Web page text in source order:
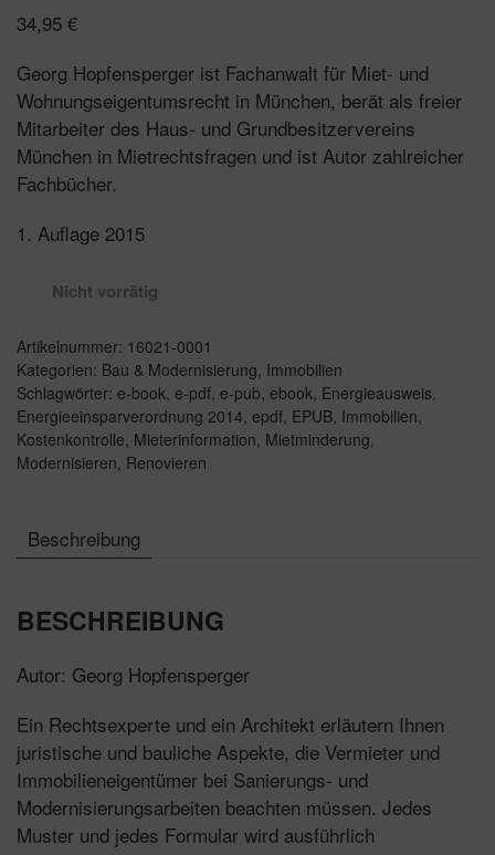
34,95 €
Georg Hopfensperger ist Fachanwalt für Miet- und
Wohnungseigentumsrecht in München, berät als freier
Mitarbeiter des Haus- und Grundbesitzervereins
München in Mietrechtsfragen und ist Autor zahlreicher
Fachbücher.
1. Auflage 2015
Nicht vorrätig
Artikelnummer: 16021-0001
Kategorien: Bau & Modernisierung Immobilien
Schlagwörter: e-book e-pdf e-pub ebook Energieausweis
Energieeinsparverordnung 2014 epdf EPUB Immobilien
Kostenkontrolle Mieterinformation Mietminderung
Modernisieren Renovieren
Beschreibung
BESCHREIBUNG
Autor: Georg Hopfensperger
Ein Rechtsexperte und ein Architekt erläutern Ihnen
juristische und bauliche Aspekte, die Vermieter und
Immobilieneigentümer bei Sanierungs- und
Modernisierungsarbeiten beachten müssen. Jedes
Muster und jedes Formular wird ausführlich